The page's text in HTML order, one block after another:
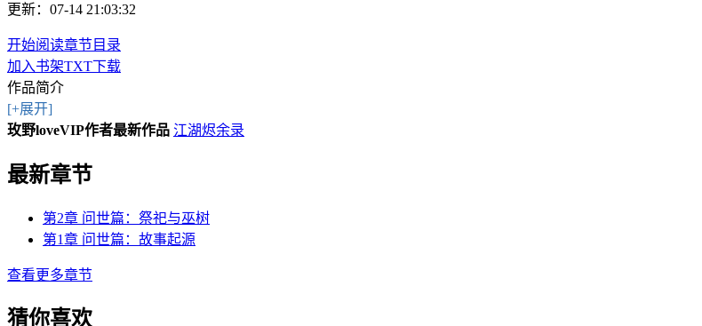
更新：07-14 21:03:32
开始阅读章节目录
加入书架TXT下载
作品简介
[+展开]
玫野loveVIP作者最新作品 江湖烬余录
最新章节
第2章 问世篇：祭祀与巫树
第1章 问世篇：故事起源
查看更多章节
猜你喜欢